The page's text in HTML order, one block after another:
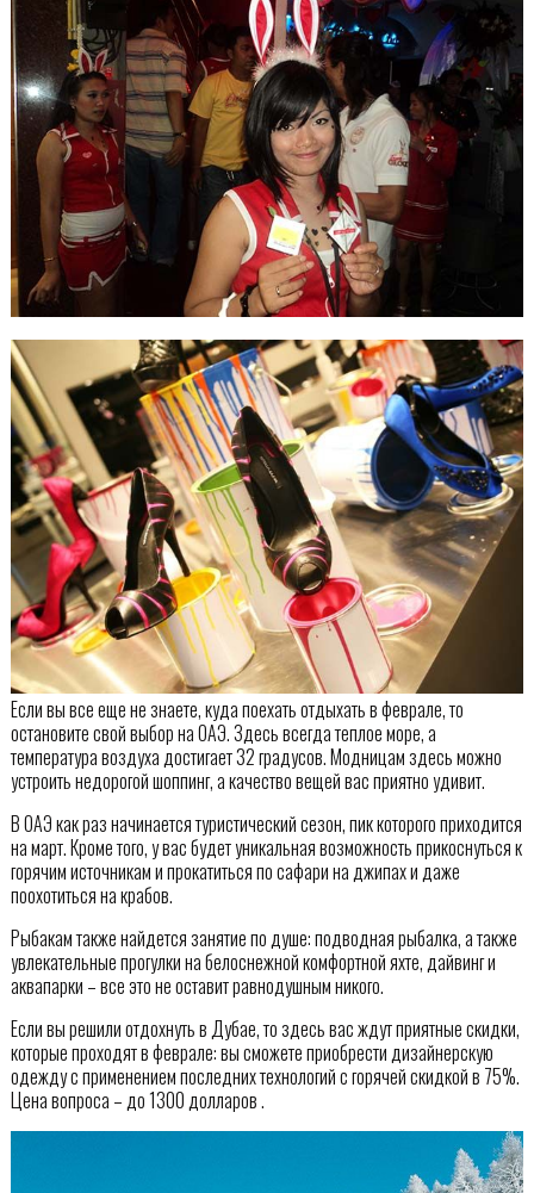
Если вы все еще не знаете, куда поехать отдыхать в феврале, то
остановите свой выбор на ОАЭ. Здесь всегда теплое море, а
температура воздуха достигает 32 градусов. Модницам здесь можно
устроить недорогой шоппинг, а качество вещей вас приятно удивит.
В ОАЭ как раз начинается туристический сезон, пик которого приходится
на март. Кроме того, у вас будет уникальная возможность прикоснуться к
горячим источникам и прокатиться по сафари на джипах и даже
поохотиться на крабов.
Рыбакам также найдется занятие по душе: подводная рыбалка, а также
увлекательные прогулки на белоснежной комфортной яхте, дайвинг и
аквапарки – все это не оставит равнодушным никого.
Если вы решили отдохнуть в Дубае, то здесь вас ждут приятные скидки,
которые проходят в феврале: вы сможете приобрести дизайнерскую
одежду с применением последних технологий с горячей скидкой в 75%.
Цена вопроса – до 1300 долларов .